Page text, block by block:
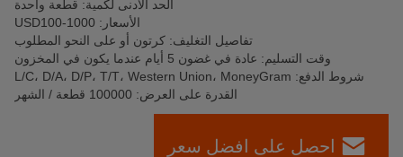
الحد الأدنى لكمية: قطعة واحدة
الأسعار: USD100-1000
تفاصيل التغليف: كرتون أو على النحو المطلوب
وقت التسليم: عادة في غضون 5 أيام عندما يكون في المخزون
شروط الدفع: L/C، D/A، D/P، T/T، Western Union، MoneyGram
القدرة على العرض: 100000 قطعة / الشهر
احصل على افضل سعر